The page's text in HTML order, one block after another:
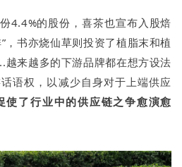
4.4%的股份，喜茶也宣布入股焙
，书亦烧仙草则投资了植脂末和植
来越多的下游品牌都在想方设法
语权，以减少自身对于上端供应
使了行业中的供应链之争愈演愈